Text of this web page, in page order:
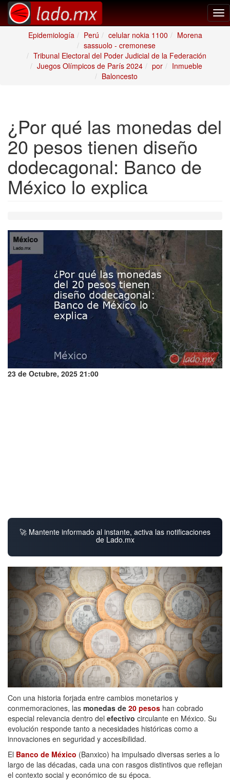
Epidemiología
Perú celular nokia 1100
Morena
sassuolo - cremonese
Tribunal Electoral del Poder Judicial de la Federación
Juegos Olímpicos de París 2024
por
Inmueble
Baloncesto
¿Por qué las monedas del
20 pesos tienen diseño
dodecagonal: Banco de
México lo explica
23 de Octubre, 2025 21:00
🚀 Mantente informado al instante, activa las notificaciones
de Lado.mx
Con una historia forjada entre cambios monetarios y
conmemoraciones, las monedas de 20 pesos han cobrado
especial relevancia dentro del efectivo circulante en México. Su
evolución responde tanto a necesidades históricas como a
innovaciones en seguridad y accesibilidad.
El Banco de México (Banxico) ha impulsado diversas series a lo
largo de las décadas, cada una con rasgos distintivos que reflejan
el contexto social y económico de su época.